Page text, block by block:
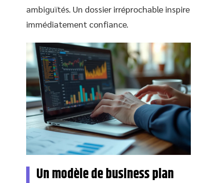
ambiguïtés. Un dossier irréprochable inspire
immédiatement confiance.
Un modèle de business plan